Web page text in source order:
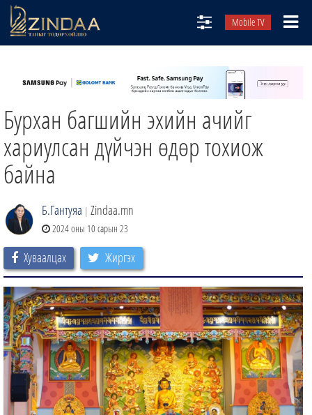
Mobile TV
ТВ8
ӨГЛӨӨНИЙ СОНИН
АУДИО ЗОХИОЛ
ЗИНДАА СЭТГҮҮЛ
Бурхан багшийн эхийн ачийг
хариулсан дүйчэн өдөр тохиож
байна
Б.Гантуяа | Zindaa.mn
2024 оны 10 сарын 23
Хуваалцах Жиргэх